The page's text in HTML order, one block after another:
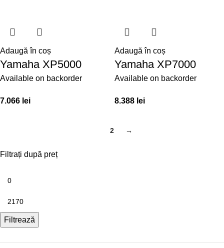
Filtrați după preț
Filtrează
Adaugă în coș
Yamaha XP5000
Available on backorder
7.066 lei
Adaugă în coș
Yamaha XP7000
Available on backorder
8.388 lei
2 →